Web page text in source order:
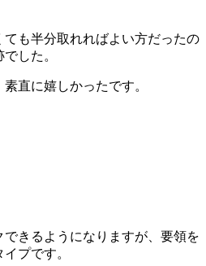
も半分取れればよい方だったの
した。
直に嬉しかったです。
きるようになりますが、要領を
プです。